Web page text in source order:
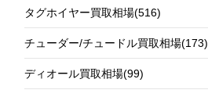
タグホイヤー買取相場(516)
チューダー/チュードル買取相場(173)
ディオール買取相場(99)